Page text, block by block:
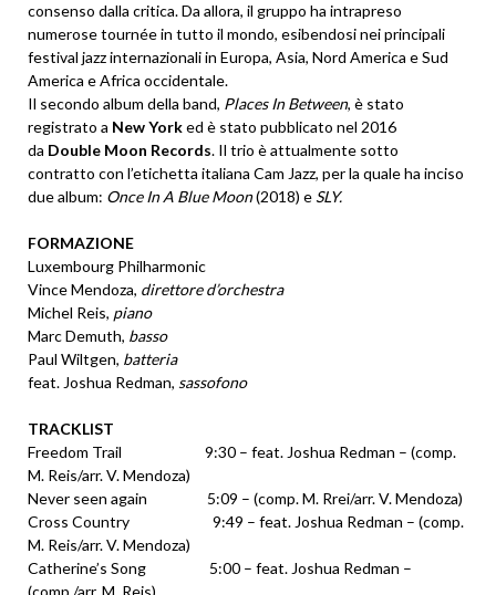
consenso dalla critica. Da allora, il gruppo ha intrapreso
numerose tournée in tutto il mondo, esibendosi nei principali
festival jazz internazionali in Europa, Asia, Nord America e Sud
America e Africa occidentale.
Il secondo album della band, Places In Between, è stato
registrato a New Yorked è stato pubblicato nel 2016
da Double Moon Records. Il trio è attualmente sotto
contratto con l’etichetta italiana Cam Jazz, per la quale ha inciso
due album: Once In A Blue Moon(2018) e SLY.
FORMAZIONE
Luxembourg Philharmonic
Vince Mendoza, direttore d’orchestra
Michel Reis, piano
Marc Demuth, basso
Paul Wiltgen, batteria
feat. Joshua Redman, sassofono
TRACKLIST
Freedom Trail 9:30 – feat. Joshua Redman – (comp.
M. Reis/arr. V. Mendoza)
Never seen again 5:09 – (comp. M. Rrei/arr. V. Mendoza)
Cross Country
9:49 – feat. Joshua Redman – (comp.
M. Reis/arr. V. Mendoza)
Catherine’s Song 5:00 – feat. Joshua Redman –
(comp./arr. M. Reis)